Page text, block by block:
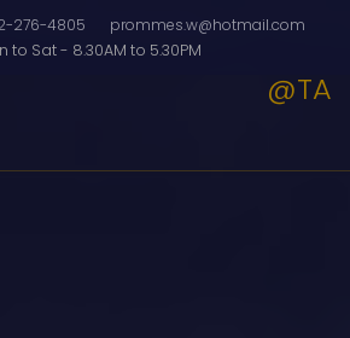
276-4805
prommes.w@hotmail.com
to Sat - 8.30AM to 5.30PM
@TA